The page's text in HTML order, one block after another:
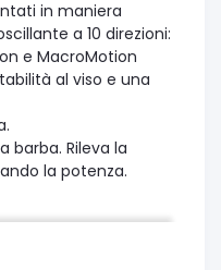
in maniera
a 10 direzioni:
e MacroMotion
al viso e una
barba. Rileva la
la potenza.
vista: l’accurato
batteria,
bloccaggio di